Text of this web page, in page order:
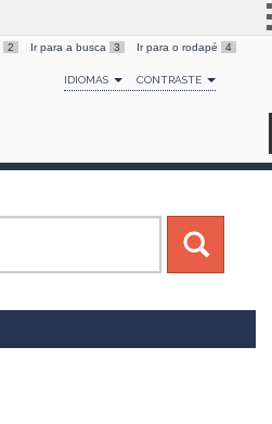
Simplifique!
Comunica BR
Canais
2 Ir para a busca 3 Ir para o rodapé 4
IDIOMAS CONTRASTE